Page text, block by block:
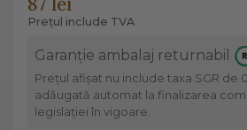
Prețul include TVA
Garanție ambalaj returnabil
Prețul afișat nu include taxa SGR de
adăugată automat la finalizarea
legislației în vigoare.